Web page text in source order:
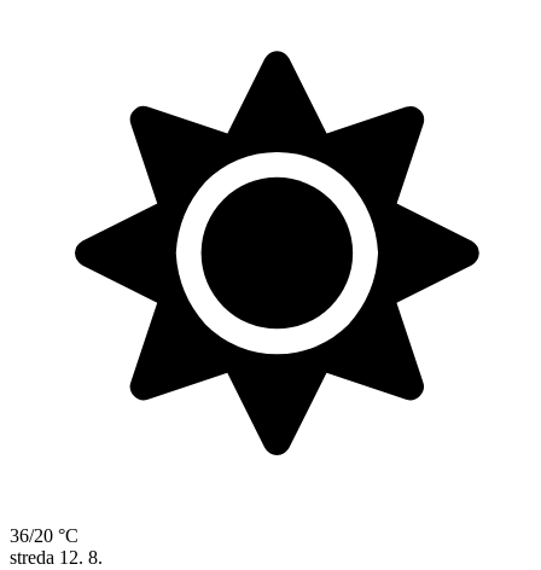
36/20 °C
streda 12. 8.